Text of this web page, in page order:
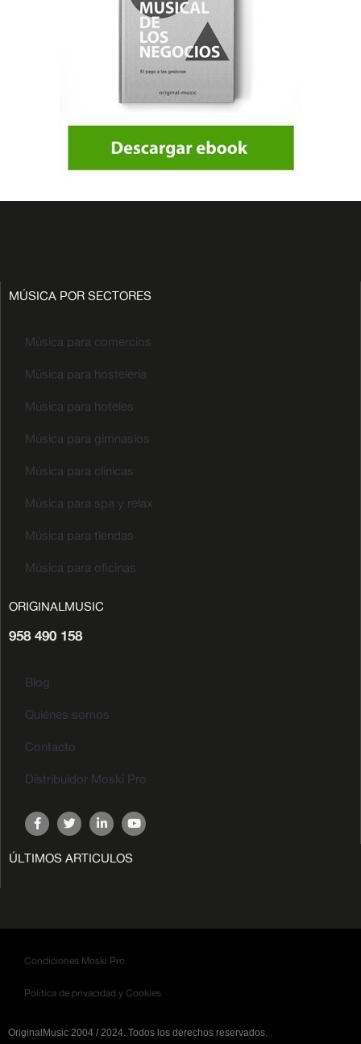
MÚSICA POR SECTORES
Música para comercios
Música para hostelería
Música para hoteles
Música para gimnasios
Música para clínicas
Música para spa y relax
Música para tiendas
Música para oficinas
ORIGINALMUSIC
958 490 158
Blog
Quiénes somos
Contacto
Distribuidor Moski Pro
ÚLTIMOS ARTICULOS
OriginalMusic 2004 / 2024. Todos los derechos reservados.
Condiciones Moski Pro
Política de privacidad y Cookies